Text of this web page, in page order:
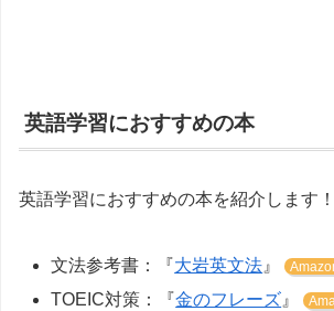
英語学習におすすめの本
英語学習におすすめの本を紹介します！
文法参考書：『大岩英文法 』
TOEIC対策：『金のフレーズ 』